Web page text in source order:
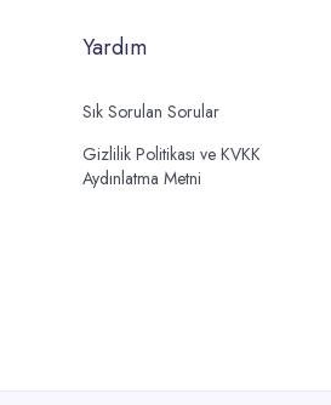
Yardım
Sık Sorulan Sorular
Gizlilik Politikası ve KVKK
Aydınlatma Metni